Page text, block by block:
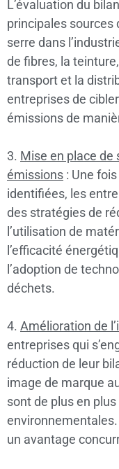
L’évaluation du
principales sources
serre dans
de fibres, la
transport et la
entreprises de
émissions de
3. Mise en place
émissions : Une
identifiées, les
des stratégies de
l’utilisation de
l’efficacité
l’adoption de
déchets.
4. Amélioration de
entreprises qui
réduction de leur
image de marque
sont de plus en
un avantage